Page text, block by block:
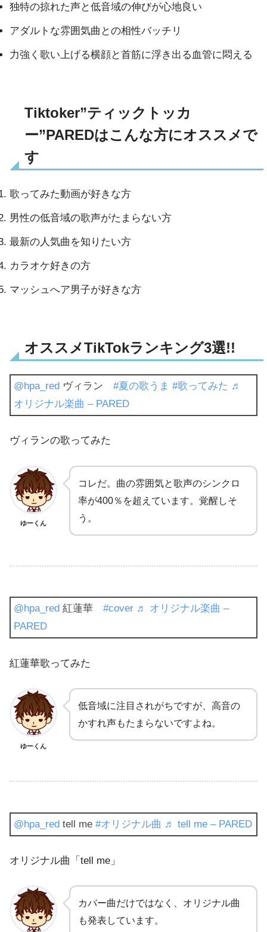
独特の掠れた声と低音域の伸びが心地良い
アダルトな雰囲気曲との相性バッチリ
力強く歌い上げる横顔と首筋に浮き出る血管に悶える
Tiktoker”ティックトッカ
ー”PAREDはこんな方にオススメで
す
歌ってみた動画が好きな方
男性の低音域の歌声がたまらない方
最新の人気曲を知りたい方
カラオケ好きの方
マッシュへア男子が好きな方
オススメTikTokランキング3選!!
@hpa_red ヴィラン #夏の歌うま #歌ってみた ♬
オリジナル楽曲 – PARED
ヴィランの歌ってみた
ゆーくん
コレだ。曲の雰囲気と歌声のシンクロ
率が400％を超えています。覚醒しそ
う。
@hpa_red 紅蓮華 #cover ♬ オリジナル楽曲 –
PARED
紅蓮華歌ってみた
ゆーくん
低音域に注目されがちですが、高音の
かすれ声もたまらないですよね。
@hpa_red tell me #オリジナル曲 ♬ tell me – PARED
オリジナル曲「tell me」
カバー曲だけではなく、オリジナル曲
も発表しています。